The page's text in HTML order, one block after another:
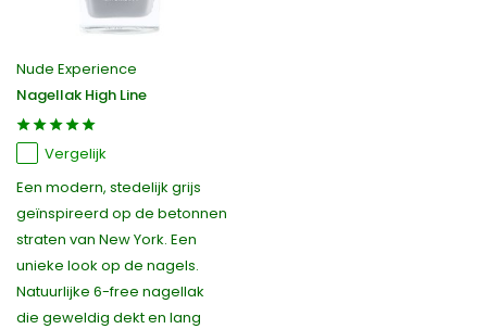
Nude Experience
Nagellak High Line
Vergelijk
Een modern, stedelijk grijs
geïnspireerd op de betonnen
straten van New York. Een
unieke look op de nagels.
Natuurlijke 6-free nagellak
die geweldig dekt en lang